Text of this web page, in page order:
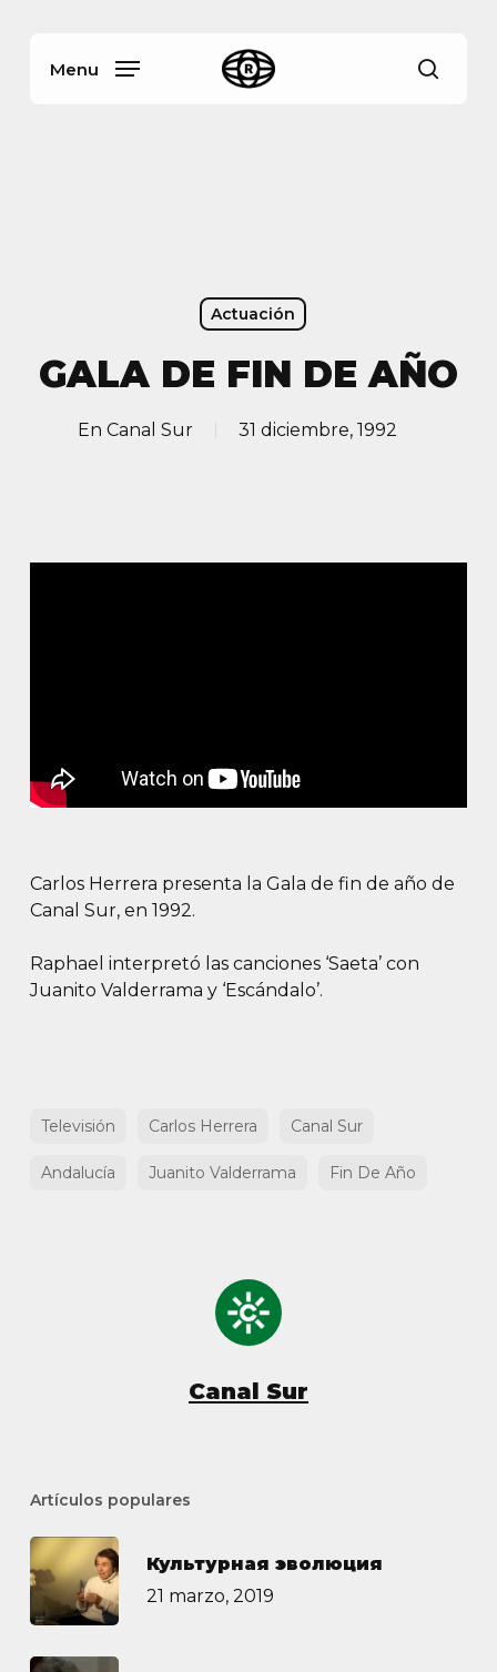
Menu
Actuación
GALA DE FIN DE AÑO
En Canal Sur 31 diciembre, 1992
Carlos Herrera presenta la Gala de fin de año de
Canal Sur, en 1992.
Raphael interpretó las canciones ‘Saeta’ con
Juanito Valderrama y ‘Escándalo’.
Televisión Carlos Herrera Canal Sur
Andalucía Juanito Valderrama Fin De Año
Canal Sur
Artículos populares
Культурная эволюция
21 marzo, 2019